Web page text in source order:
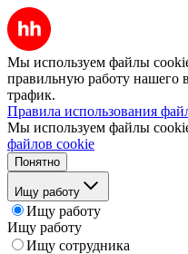
Мы используем файлы
правильную работу нашего
трафик.
Правила использования
Мы используем файлы
файлов cookie
Понятно
Ищу работу
Ищу работу
Ищу работу
Ищу сотрудника